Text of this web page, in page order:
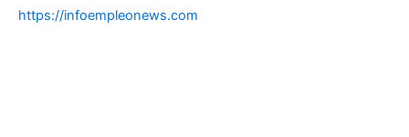
https://infoempleonews.com